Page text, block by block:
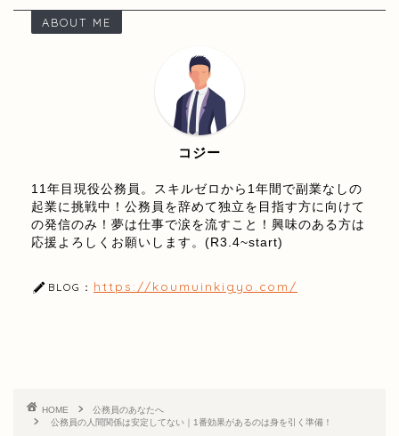
ABOUT ME
コジー
11年目現役公務員。スキルゼロから1年間で副業なしの
起業に挑戦中！公務員を辞めて独立を目指す方に向けて
の発信のみ！夢は仕事で涙を流すこと！興味のある方は
応援よろしくお願いします。(R3.4~start)
BLOG： https://koumuinkigyo.com/
HOME
公務員のあなたへ
公務員の人間関係は安定してない｜1番効果があるのは身を引く準備！